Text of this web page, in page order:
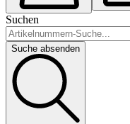
Suchen
Suche absenden